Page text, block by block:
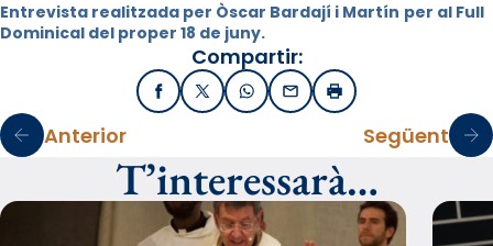
Entrevista realitzada per Òscar Bardají i Martín per al Full
Dominical del proper 18 de juny.
Compartir:
FacebookX / TwitterWhatsApp
EmailImprimir
Anterior Següent
T’interessarà…